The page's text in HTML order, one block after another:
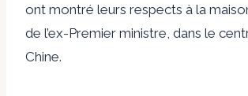
ont montré leurs respects à la
de l’ex-Premier ministre, dans le
Chine.